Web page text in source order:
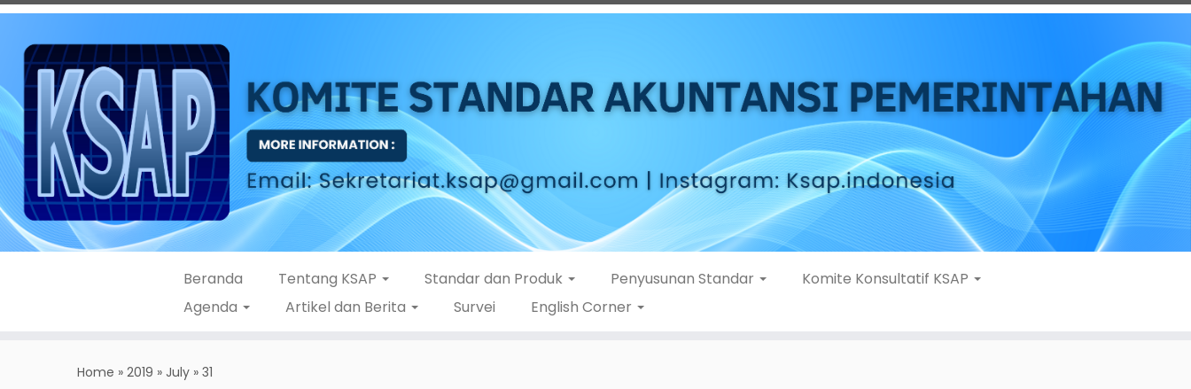
Beranda Tentang KSAP Standar dan Produk Penyusunan Standar
Komite Konsultatif KSAP
Agenda
Artikel dan Berita Survei English Corner
Home » 2019 » July » 31